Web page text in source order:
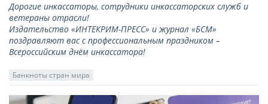
Дорогие инкассаторы, сотрудники инкассаторских служб и
ветераны отрасли!
Издательство «ИНТЕКРИМ-ПРЕСС» и журнал «БСМ»
поздравляют вас с профессиональным праздником –
Всероссийским днём инкассатора!
Банкноты стран мира